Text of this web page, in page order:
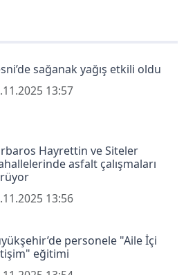
sağanak yağış etkili oldu
13:57
Hayrettin ve Siteler
asfalt çalışmaları
13:56
personele "Aile İçi
eğitimi